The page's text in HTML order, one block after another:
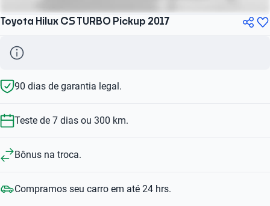
Toyota Hilux CS TURBO Pickup 2017
90 dias de garantia legal.
Teste de 7 dias ou 300 km.
Bônus na troca.
Compramos seu carro em até 24 hrs.